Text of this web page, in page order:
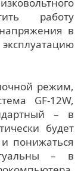
работу
в
режим,
GF-12W,
– в
будет
понижаться
– в